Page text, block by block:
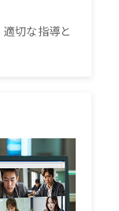
切な指導と